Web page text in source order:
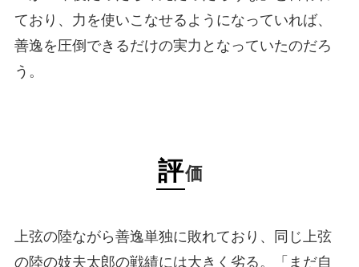
ており、力を使いこなせるようになっていれば、
善逸を圧倒できるだけの実力となっていたのだろ
う。
評価
上弦の陸ながら善逸単独に敗れており、同じ上弦
の陸の妓夫太郎の戦績には大きく劣る。「まだ自